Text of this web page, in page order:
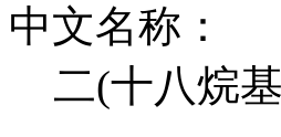
中文名称：
二(十八烷